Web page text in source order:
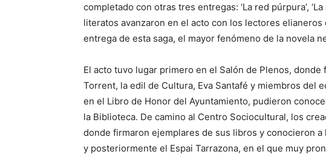
completado con otras tres entregas: ‘La red púrpura’, ‘La
literatos avanzaron en el acto con los lectores
entrega de esta saga, el mayor fenómeno de la novela
El acto tuvo lugar primero en el Salón de Plenos,
Torrent, la edil de Cultura, Eva Santafé y miembros del
en el Libro de Honor del Ayuntamiento, pudieron
la Biblioteca. De camino al Centro Sociocultural, los
donde firmaron ejemplares de sus libros y conocieron
y posteriormente el Espai Tarrazona, en el que muy